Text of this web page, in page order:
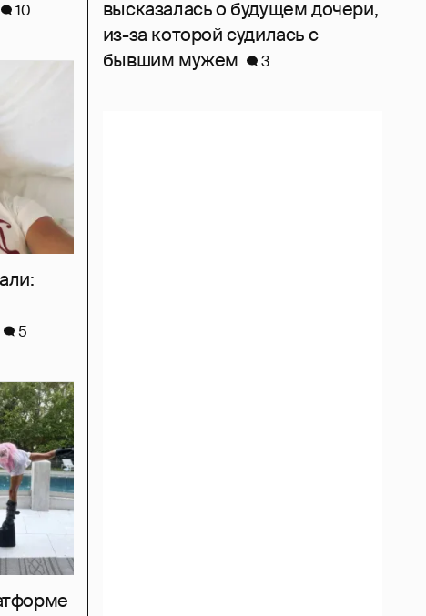
10
высказалась о будущем дочери,
из-за которой судилась с
бывшим мужем
3
5